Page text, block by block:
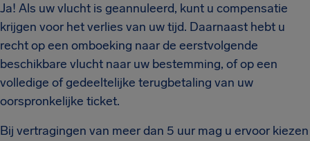
Ja! Als uw vlucht is geannuleerd, kunt u compensatie
krijgen voor het verlies van uw tijd. Daarnaast hebt u
recht op een omboeking naar de eerstvolgende
beschikbare vlucht naar uw bestemming, of op een
volledige of gedeeltelijke terugbetaling van uw
oorspronkelijke ticket.
Bij vertragingen van meer dan 5 uur mag u ervoor kiezen